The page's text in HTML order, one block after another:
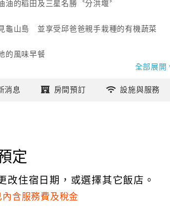
油的稻田及三星名勝〝分洪堰〞
龜山島 並享受邱爸爸親手栽種的有機蔬菜
的風味早餐
滿心喜悅及舒適的心情踏上回程 重新歸位
相逢
全部展開
消息 房間預訂 設施與服務
定
改住宿日期，或選擇其它飯店。
內含服務費及稅金